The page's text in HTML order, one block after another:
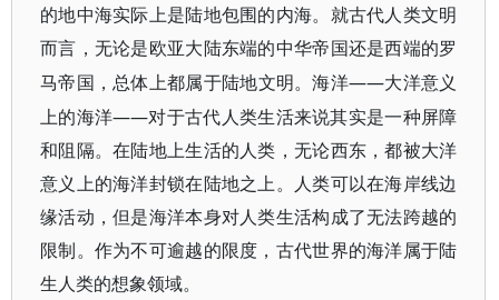
的地中海实际上是陆地包围的内海。就古代人类文明
而言，无论是欧亚大陆东端的中华帝国还是西端的罗
马帝国，总体上都属于陆地文明。海洋——大洋意义
上的海洋——对于古代人类生活来说其实是一种屏障
和阻隔。在陆地上生活的人类，无论西东，都被大洋
意义上的海洋封锁在陆地之上。人类可以在海岸线边
缘活动，但是海洋本身对人类生活构成了无法跨越的
限制。作为不可逾越的限度，古代世界的海洋属于陆
生人类的想象领域。